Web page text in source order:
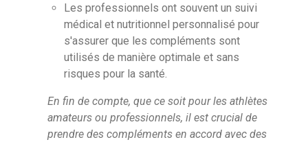
Les professionnels ont souvent un suivi
médical et nutritionnel personnalisé pour
s'assurer que les compléments sont
utilisés de manière optimale et sans
risques pour la santé.
En fin de compte, que ce soit pour les athlètes
amateurs ou professionnels, il est crucial de
prendre des compléments en accord avec des